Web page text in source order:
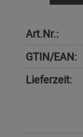
Art.Nr.:
GTIN/EAN:
Lieferzeit: